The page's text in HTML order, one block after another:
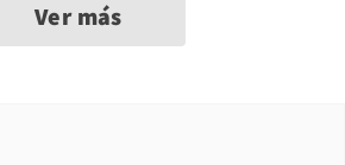
Ver más